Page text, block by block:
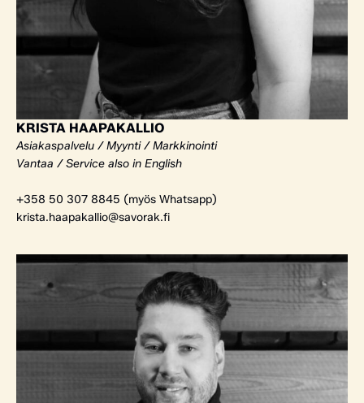
KRISTA HAAPAKALLIO
Asiakaspalvelu / Myynti / Markkinointi
Vantaa / Service also in English
+358 50 307 8845 (myös Whatsapp)
krista.haapakallio@savorak.fi